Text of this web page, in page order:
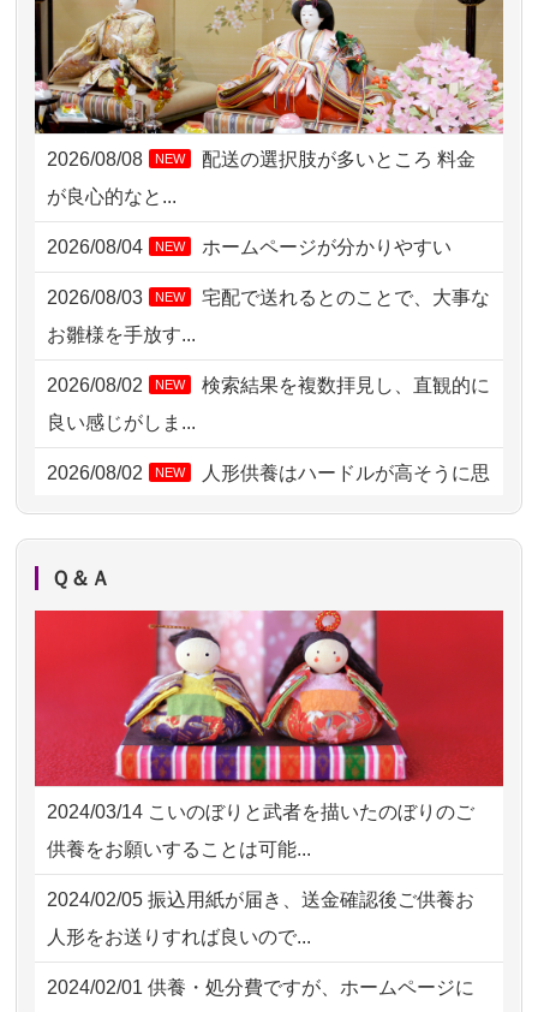
2026/08/06 09:17 三重県の方からお申込み
2026/08/06 06:48 横浜市の方からお申込み
2026/08/05 15:07 東京都の方からお申込み
2026/08/05 11:33 神奈川の方からお申込み
2026/08/04 00:38 中野区の方からお申込み
2026/08/03 21:17
2026/08/02 18:47 虎ノ門の方からお申込み
2026/08/02 11:15 千葉県の方からお申込み
2026/08/02 10:39
2026/08/02 09:15 神奈川の方からお申込み
2026/08/02 06:46 相模原の方からお申込み
2026/08/01 19:28 東京都の方からお申込み
2026/08/01 17:10 東京都の方からお申込み
2026/08/01 11:07 さいたの方からお申込み
2026/07/31 17:28 栃木県の方からお申込み
2026/08/08 NEW
配送の選択肢が多いところ 料金
が良心的なと...
2026/08/04 NEW ホームページが分かりやすい
2026/08/03 NEW
宅配で送れるとのことで、大事な
お雛様を手放す...
2026/08/02 NEW
検索結果を複数拝見し、直観的に
良い感じがしま...
2026/08/02 NEW
人形供養はハードルが高そうに思
えるのですが、...
NEW
お人形の仕分けなども丁寧に行う
様子から、大切...
2026/07/25供養の内容（料金や送り方等）がとて
も丁寧に説...
2026/07/18 つい先日も利用させていただきまし
た。 手続...
2026/07/18 大切にしていたお人形をきちんと供養
してくださ...
2026/07/15 子供の頃から可愛がってきた七段飾り
Ｑ＆Ａ
2024/03/14 こいのぼりと武者を描いたのぼりのご
供養をお願いすることは可能...
2024/02/05 振込用紙が届き、送金確認後ご供養お
人形をお送りすれば良いので...
2024/02/01 供養・処分費ですが、ホームページに